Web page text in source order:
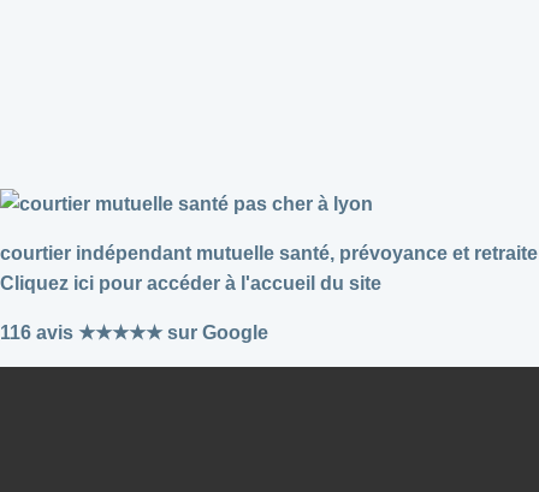
courtier indépendant mutuelle santé, prévoyance et retraite
Cliquez ici pour accéder à l'accueil du site
116 avis ★★★★★ sur Google